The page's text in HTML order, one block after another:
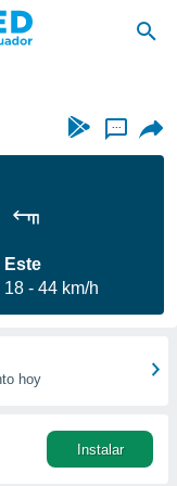
...
Este
18
44 km/h
hoy
Instalar